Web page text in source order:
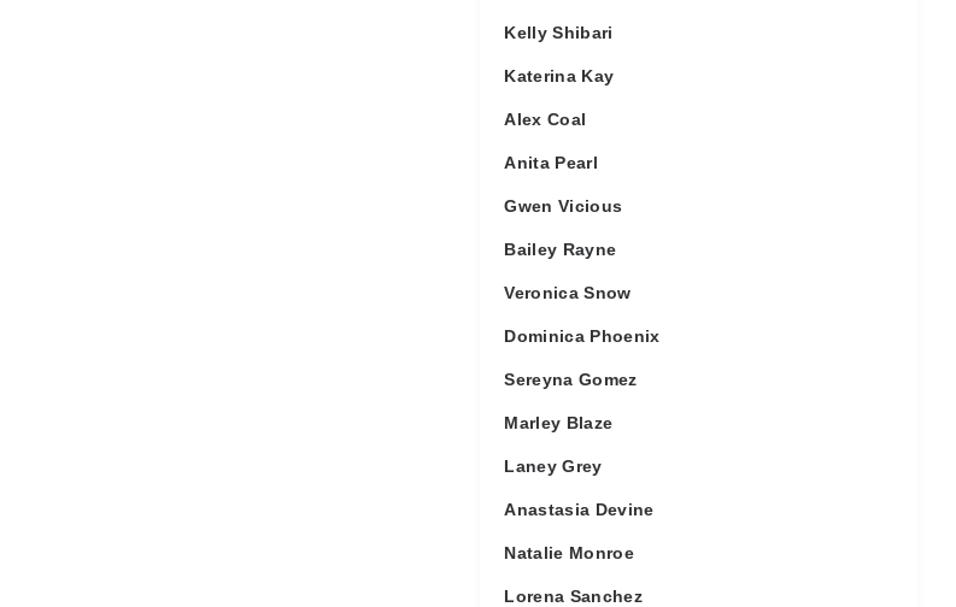
Kelly Shibari
Katerina Kay
Alex Coal
Anita Pearl
Gwen Vicious
Bailey Rayne
Veronica Snow
Dominica Phoenix
Sereyna Gomez
Marley Blaze
Laney Grey
Anastasia Devine
Natalie Monroe
Lorena Sanchez